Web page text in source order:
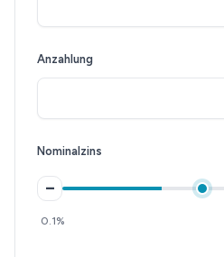
Anzahlung
Nominalzins
–
0.1%